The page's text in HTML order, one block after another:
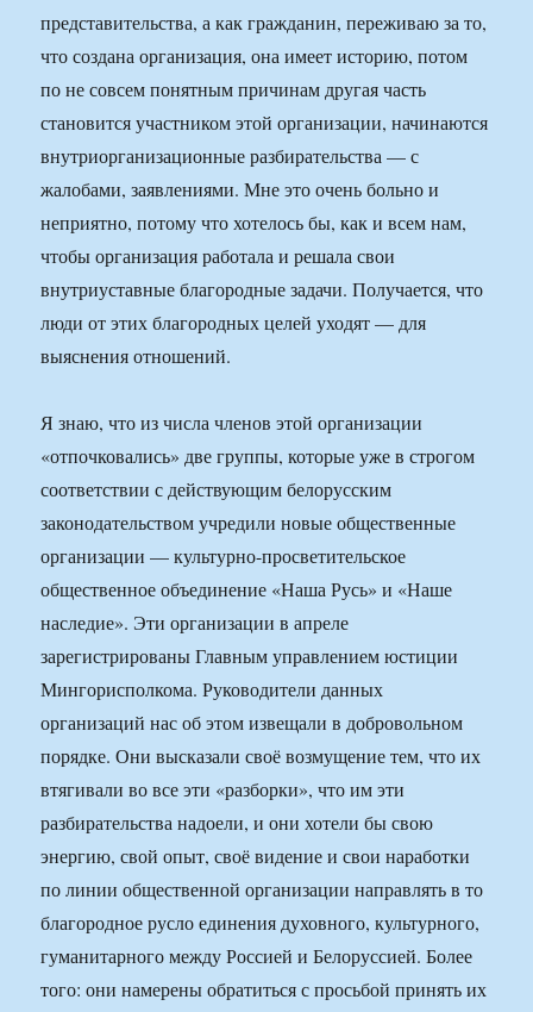
представительства, а как гражданин, переживаю за то,
что создана организация, она имеет историю, потом
по не совсем понятным причинам другая часть
становится участником этой организации, начинаются
внутриорганизационные разбирательства — с
жалобами, заявлениями. Мне это очень больно и
неприятно, потому что хотелось бы, как и всем нам,
чтобы организация работала и решала свои
внутриуставные благородные задачи. Получается, что
люди от этих благородных целей уходят — для
выяснения отношений.
Я знаю, что из числа членов этой организации
«отпочковались» две группы, которые уже в строгом
соответствии с действующим белорусским
законодательством учредили новые общественные
организации — культурно-просветительское
общественное объединение «Наша Русь» и «Наше
наследие». Эти организации в апреле
зарегистрированы Главным управлением юстиции
Мингорисполкома. Руководители данных
организаций нас об этом извещали в добровольном
порядке. Они высказали своё возмущение тем, что их
втягивали во все эти «разборки», что им эти
разбирательства надоели, и они хотели бы свою
энергию, свой опыт, своё видение и свои наработки
по линии общественной организации направлять в то
благородное русло единения духовного, культурного,
гуманитарного между Россией и Белоруссией. Более
того: они намерены обратиться с просьбой принять их